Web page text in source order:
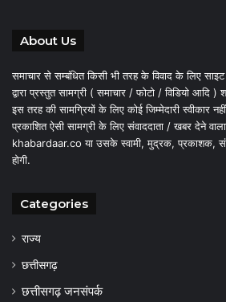
About Us
समाचार से सम्बंधित किसी भी तरह के विवाद के लिए
द्वारा प्रस्तुत सामग्री ( समाचार / फोटो / विडियो आदि
इस तरह की सामग्रियों के लिए कोई जिम्मेदारी
प्रकाशित ऐसी सामग्री के लिए संवाददाता / खबर देने वाला
khabardaar.co या उसके स्वामी, मुद्रक, प्रकाशक,
होगी.
Categories
राज्य
छत्तीसगढ़
छत्तीसगढ़ जनसंपर्क